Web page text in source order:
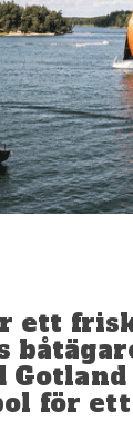
ett
för